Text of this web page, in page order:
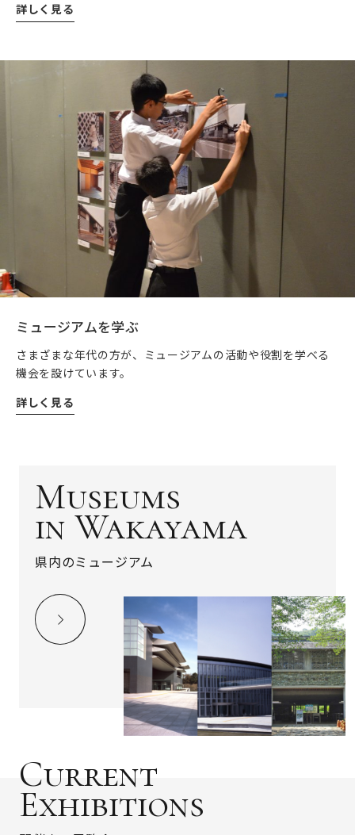
詳しく見る
ミュージアムを学ぶ
さまざまな年代の方が、ミュージアムの活動や役割を学べる
機会を設けています。
詳しく見る
Museums
in Wakayama
県内のミュージアム
Current
Exhibitions